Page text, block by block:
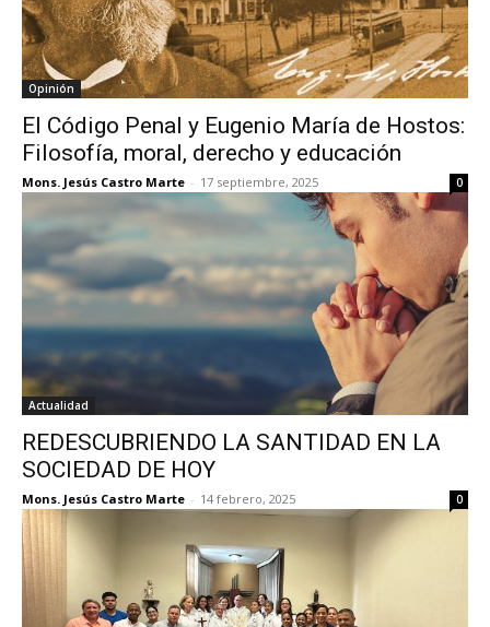
Opinión
El Código Penal y Eugenio María de Hostos:
Filosofía, moral, derecho y educación
Mons. Jesús Castro Marte - 17 septiembre, 2025 0
Actualidad
REDESCUBRIENDO LA SANTIDAD EN LA
SOCIEDAD DE HOY
Mons. Jesús Castro Marte - 14 febrero, 2025 0